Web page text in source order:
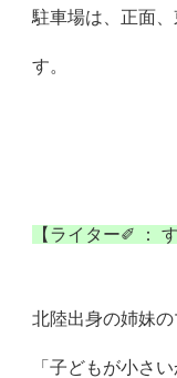
駐車場は、正面
す。
【ライター✐ ：
北陸出身の姉妹の
「子どもが小さ